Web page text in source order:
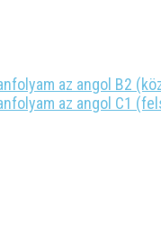
az angol B2
az angol C1